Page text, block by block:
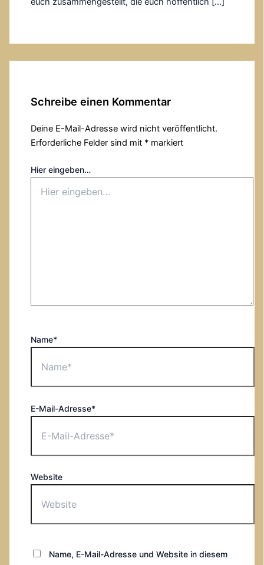
Schreibe einen Kommentar
Deine E-Mail-Adresse wird nicht veröffentlicht.
Erforderliche Felder sind mit * markiert
Hier eingeben…
Name*
E-Mail-Adresse*
Website
Name, E-Mail-Adresse und Website in diesem